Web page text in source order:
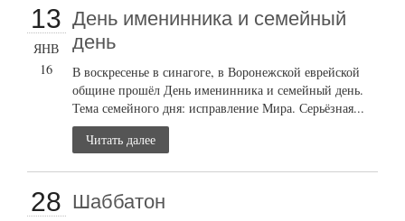
13
ЯНВ
16
День именинника и семейный
день
В воскресенье в синагоге, в Воронежской еврейской
общине прошёл День именинника и семейный день.
Тема семейного дня: исправление Мира. Серьёзная...
Читать далее
28 Шаббатон